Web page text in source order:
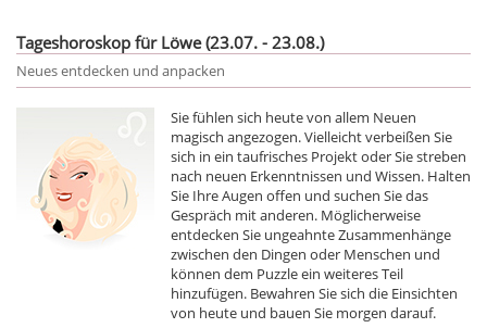
Tageshoroskop für Löwe (23.07. - 23.08.)
Neues entdecken und anpacken
Sie fühlen sich heute von allem Neuen
magisch angezogen. Vielleicht verbeißen Sie
sich in ein taufrisches Projekt oder Sie streben
nach neuen Erkenntnissen und Wissen. Halten
Sie Ihre Augen offen und suchen Sie das
Gespräch mit anderen. Möglicherweise
entdecken Sie ungeahnte Zusammenhänge
zwischen den Dingen oder Menschen und
können dem Puzzle ein weiteres Teil
hinzufügen. Bewahren Sie sich die Einsichten
von heute und bauen Sie morgen darauf.